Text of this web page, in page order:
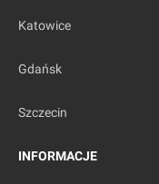
Katowice
Gdańsk
Szczecin
INFORMACJE